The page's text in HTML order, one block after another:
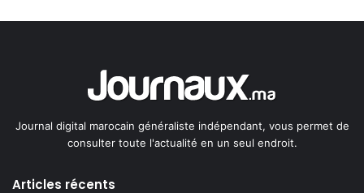
Journal digital marocain généraliste indépendant, vous permet de
consulter toute l'actualité en un seul endroit.
Articles récents